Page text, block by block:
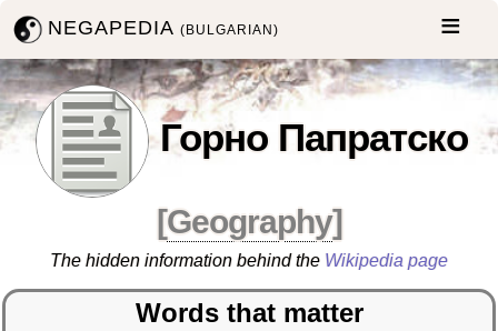
NEGAPEDIA(BULGARIAN)
Горно Папратско
[Geography]
The hidden information behind the Wikipedia page
Words that matter